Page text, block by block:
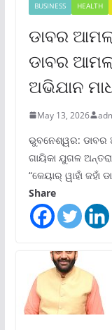
BUSINESS HEALTH
ଡାବର
ଡାବର
ଅଭିଯାନ
May 13, 2026
ଭୁବନେଶ୍ୱର: ଡାବର
ଗାୟିକା ଯୁଗଳ
“କେୟାର୍ ୱାହାଁ ଜହାଁ
Share